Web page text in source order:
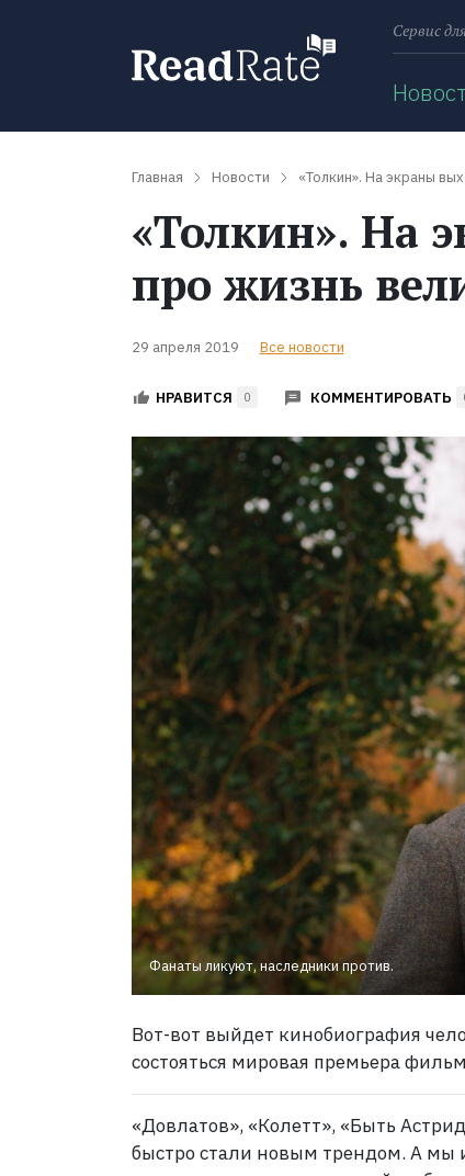
Сервис
Главная Новости «Толкин». На экраны
«Толкин». На
про жизнь
29 апреля 2019 Все новости
НРАВИТСЯ 0 КОММЕНТИРОВАТЬ
Фанаты ликуют, наследники против.
Вот-вот выйдет кинобиография
состояться мировая премьера
«Довлатов», «Колетт», «Быть
быстро стали новым трендом. А мы